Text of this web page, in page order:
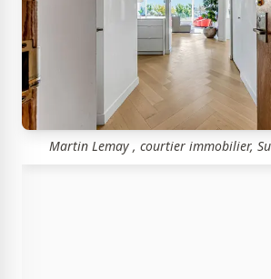
Martin Lemay , courtier immobilier,